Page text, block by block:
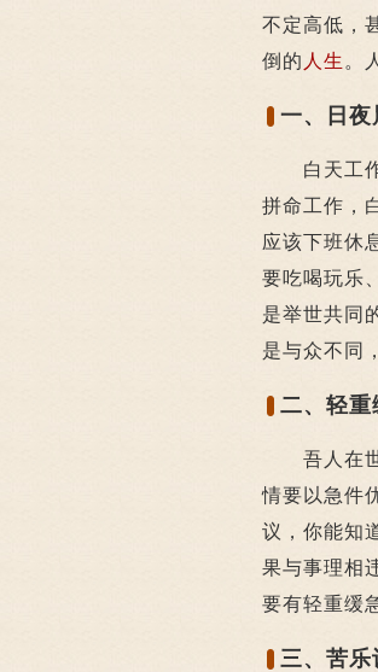
不定高低，
倒的 人生 。
一、日夜
白天工作
拼命工作，
应该下班休
要吃喝玩乐
是举世共同
是与众不同
二、轻重
吾人在世
情要以急件
议，你能知
果与事理相
要有轻重缓
三、苦乐